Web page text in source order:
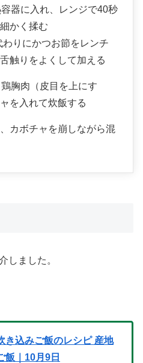
器に入れ、レンジで40秒
かく揉む
りにかつお節をレンチ
触りをよくして加える
胸肉（皮目を上にす
を入れて炊飯する
カボチャを崩しながら混
しました。
き込みご飯のレシピ 産地
飯｜10月9日